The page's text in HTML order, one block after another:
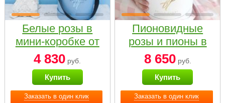
Заказать в один клик
Белые розы в
мини-коробке от
Bella Fiori
4 830 руб.
Купить
Заказать в один клик
Пионовидные
розы и пионы в
белой коробке
Small
8 650руб.
Купить